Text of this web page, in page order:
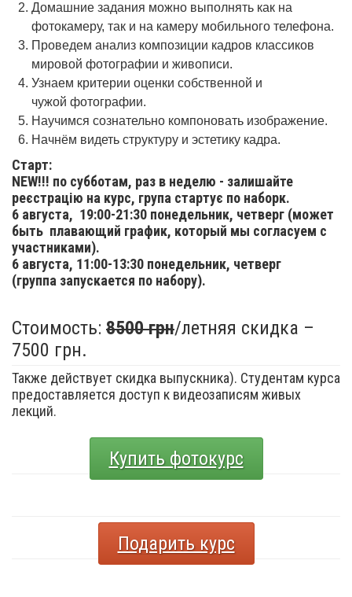
Домашние задания можно выполнять как на
фотокамеру, так и на камеру мобильного телефона.
Проведем анализ композиции кадров классиков
мировой фотографии и живописи.
Узнаем критерии оценки собственной и
чужой фотографии.
Научимся сознательно компоновать изображение.
Начнём видеть структуру и эстетику кадра.
Старт:
NEW!!! по субботам, раз в неделю - залишайте
реєстрацію на курс, група стартує по наборк.
6 августа, 19:00-21:30 понедельник, четверг (может
быть плавающий график, который мы согласуем с
участниками).
6 августа, 11:00-13:30 понедельник, четверг
(группа запускается по набору).
Стоимость: 8500 грн/летняя скидка –
7500 грн.
Также действует скидка выпускника). Студентам курса
предоставляется доступ к видеозаписям живых
лекций.
Купить фотокурс
Подарить курс